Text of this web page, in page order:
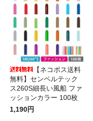
【ネコポス送料
無料】センペルテック
ス260S細長い風船 ファ
ッションカラー 100枚
1,190円